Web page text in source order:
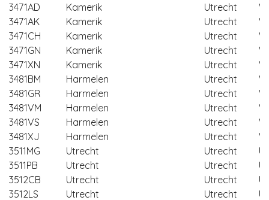
3471AD
Kamerik Utrecht
3471AK
Kamerik Utrecht
3471CH
Kamerik Utrecht
3471GN
Kamerik Utrecht
3471XN
Kamerik Utrecht
3481BM
Harmelen Utrecht
3481GR
Harmelen Utrecht
3481VM
Harmelen Utrecht
3481VS
Harmelen Utrecht
3481XJ
Harmelen Utrecht
3511MG
Utrecht Utrecht
3511PB
Utrecht Utrecht
3512CB
Utrecht Utrecht
3512LS
Utrecht Utrecht